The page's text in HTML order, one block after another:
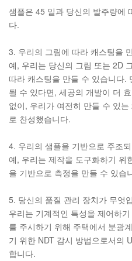
샘플은 45 일과 당신의 발주량에
다.
3. 우리의 그림에 따라 캐스팅을
예, 우리는 당신의 그림 또는 2D
따라 캐스팅을 만들 수 있습니다.
될 수 있다면, 세공의 개발이 더
없이, 우리가 여전히 만들 수 있
로 찬성했습니다.
4. 우리의 샘플을 기반으로 주조
예, 우리는 제작을 도구화하기 위
을 기반으로 측정을 만들 수 있습
5. 당신의 품질 관리 장치가 무엇
우리는 기계적인 특성을 제어하
를 주시하기 위해 주택에서 분광
기 위한 NDT 감시 방법으로서의
합니다.